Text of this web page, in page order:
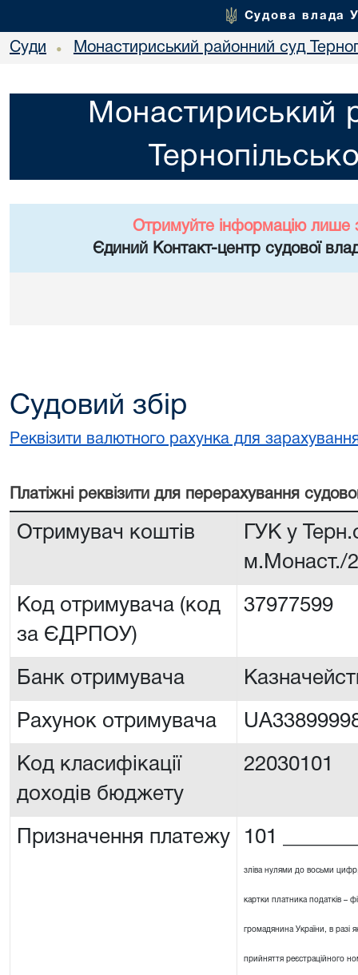
Судова влада
Суди • Монастириський районний суд
Монастириський
Отримуйте інформацію лише
Єдиний Контакт-центр судової
Судовий збір
Реквізити валютного рахунка для
Платiжнi реквiзити для перерахування
Отримувач коштів
ГУК у
м.Монаст./
Код отримувача (код
за ЄДРПОУ)
37977599
Банк отримувача
Рахунок отримувача
Код класифікації
доходів бюджету
22030101
Призначення платежу 101
зліва нулями до восьми
картки платника податків –
громадянина України, в разі
прийняття реєстраційного